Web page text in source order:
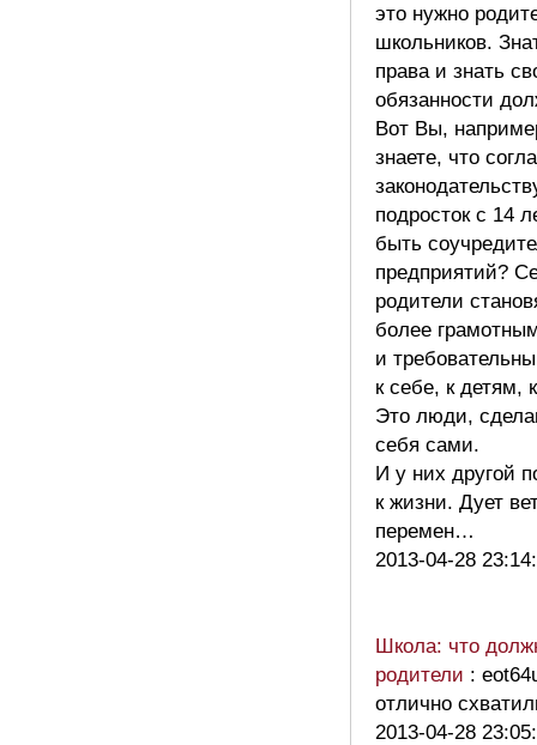
это нужно
школьников.
права и знать
обязанности
Вот Вы,
знаете, что
подросток с 14
быть
предприятий?
родители
более
и
к себе, к детям,
Это люди,
себя сами.
И у них другой
к жизни. Дует
перемен…
2013-04-28
Школа: что
родители :
отлично
2013-04-28